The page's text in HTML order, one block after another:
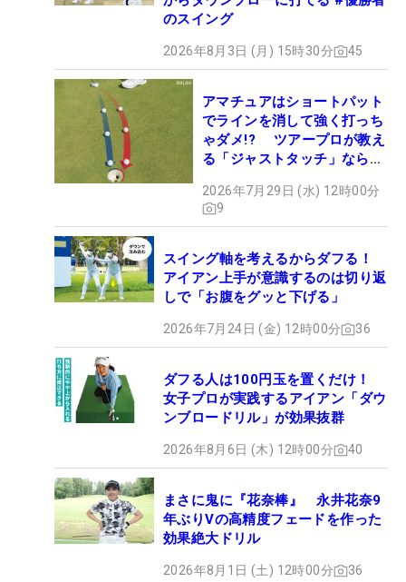
のスイング
2026年8月3日 (月) 15時30分 45
アマチュアはショートパット
でラインを消して強く打っち
ゃダメ!? ツアープロが教え
る「ジャストタッチ」なら3
2026年7月29日 (水) 12時00分
9
スイング軸を考えるからダフる！
アイアン上手が意識するのは切り返
しで「お腹をグッと下げる」
2026年7月24日 (金) 12時00分 36
ダフる人は100円玉を置くだけ！
女子プロが実践するアイアン「ダウ
ンブロードリル」が効果抜群
2026年8月6日 (木) 12時00分 40
まさに鬼に『花奈棒』 永井花奈9
年ぶりVの高精度フェードを作った
効果絶大ドリル
2026年8月1日 (土) 12時00分 36